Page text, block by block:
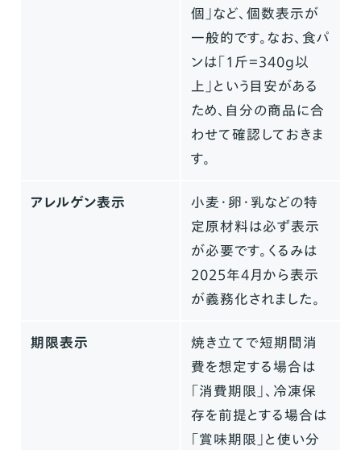
個」など、個数表示が
一般的です。なお、食パ
ンは「1斤＝340g以
上」という目安がある
ため、自分の商品に合
わせて確認しておきま
す。
アレルゲン表示
小麦・卵・乳などの特
定原材料は必ず表示
が必要です。くるみは
2025年4月から表示
が義務化されました。
期限表示
焼き立てで短期間消
費を想定する場合は
「消費期限」、冷凍保
存を前提とする場合は
「賞味期限」と使い分